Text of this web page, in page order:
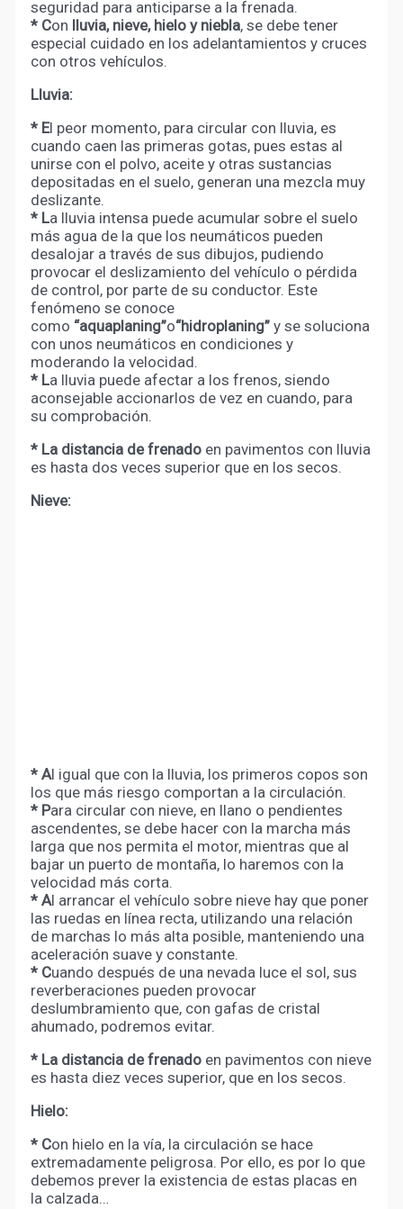
seguridad para anticiparse a la frenada.
* Con lluvia, nieve, hielo y niebla, se debe tener
especial cuidado en los adelantamientos y cruces
con otros vehículos.
Lluvia:
* El peor momento, para circular con lluvia, es
cuando caen las primeras gotas, pues estas al
unirse con el polvo, aceite y otras sustancias
depositadas en el suelo, generan una mezcla muy
deslizante.
* La lluvia intensa puede acumular sobre el suelo
más agua de la que los neumáticos pueden
desalojar a través de sus dibujos, pudiendo
provocar el deslizamiento del vehículo o pérdida
de control, por parte de su conductor. Este
fenómeno se conoce
como “aquaplaning”o“hidroplaning” y se soluciona
con unos neumáticos en condiciones y
moderando la velocidad.
* La lluvia puede afectar a los frenos, siendo
aconsejable accionarlos de vez en cuando, para
su comprobación.
* La distancia de frenado en pavimentos con lluvia
es hasta dos veces superior que en los secos.
Nieve:
* Al igual que con la lluvia, los primeros copos son
los que más riesgo comportan a la circulación.
* Para circular con nieve, en llano o pendientes
ascendentes, se debe hacer con la marcha más
larga que nos permita el motor, mientras que al
bajar un puerto de montaña, lo haremos con la
velocidad más corta.
* Al arrancar el vehículo sobre nieve hay que poner
las ruedas en línea recta, utilizando una relación
de marchas lo más alta posible, manteniendo una
aceleración suave y constante.
* Cuando después de una nevada luce el sol, sus
reverberaciones pueden provocar
deslumbramiento que, con gafas de cristal
ahumado, podremos evitar.
* La distancia de frenado en pavimentos con nieve
es hasta diez veces superior, que en los secos.
Hielo:
* Con hielo en la vía, la circulación se hace
extremadamente peligrosa. Por ello, es por lo que
debemos prever la existencia de estas placas en
la calzada…